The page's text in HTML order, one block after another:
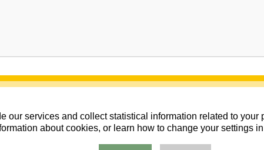
our services and collect statistical information related to
about cookies, or learn how to change your settings